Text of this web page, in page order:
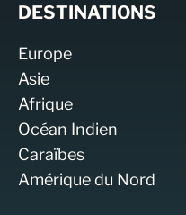
DESTINATIONS
Europe
Asie
Afrique
Océan Indien
Caraïbes
Amérique du Nord